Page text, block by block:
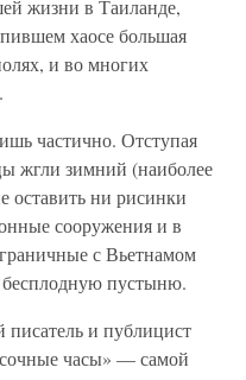
жизни в Таиланде,
хаосе большая
и во многих
частично. Отступая
жгли зимний (наиболее
оставить ни рисинки
сооружения и в
с Вьетнамом
пустыню.
писатель и публицист
часы» — самой